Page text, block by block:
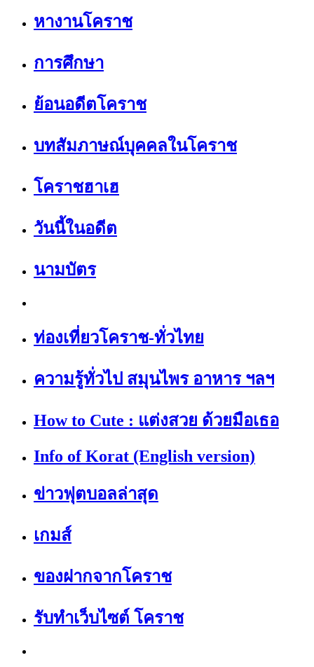
หางานโคราช
การศึกษา
ย้อนอดีตโคราช
บทสัมภาษณ์บุคคลในโคราช
โคราชฮาเฮ
วันนี้ในอดีต
นามบัตร
ท่องเที่ยวโคราช-ทั่วไทย
ความรู้ทั่วไป สมุนไพร อาหาร ฯลฯ
How to Cute : แต่งสวย ด้วยมือเธอ
Info of Korat (English version)
ข่าวฟุตบอลล่าสุด
เกมส์
ของฝากจากโคราช
รับทำเว็บไซต์ โคราช